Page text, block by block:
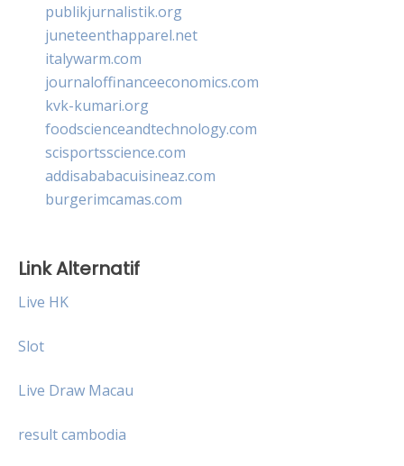
publikjurnalistik.org
juneteenthapparel.net
italywarm.com
journaloffinanceeconomics.com
kvk-kumari.org
foodscienceandtechnology.com
scisportsscience.com
addisababacuisineaz.com
burgerimcamas.com
Link Alternatif
Live HK
Slot
Live Draw Macau
result cambodia